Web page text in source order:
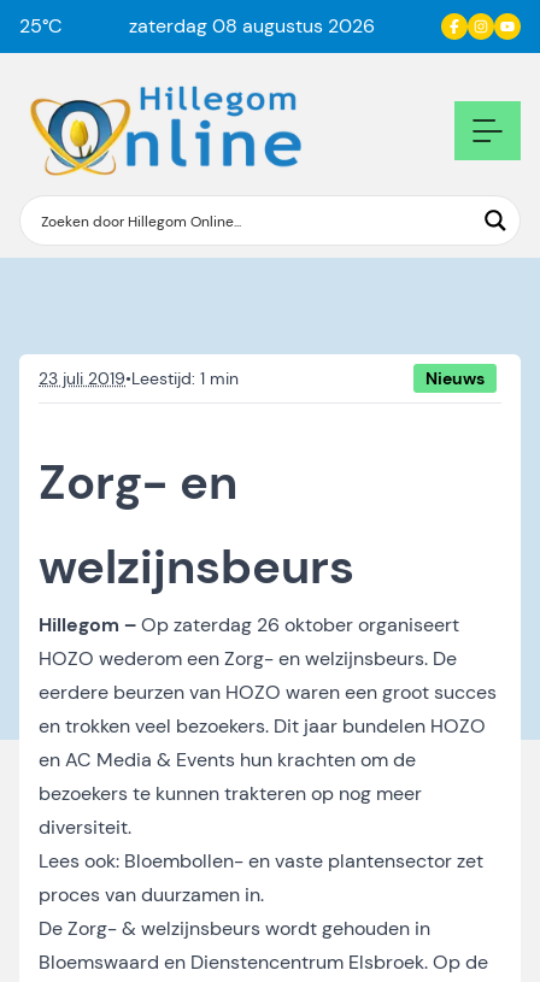
25°C zaterdag 08 augustus 2026
23 juli 2019• Nieuws
Zorg- en
welzijnsbeurs
Hillegom –Op zaterdag 26 oktober organiseert
HOZO wederom een Zorg- en welzijnsbeurs. De
eerdere beurzen van HOZO waren een groot succes
en trokken veel bezoekers. Dit jaar bundelen HOZO
en AC Media & Events hun krachten om de
bezoekers te kunnen trakteren op nog meer
diversiteit.
Lees ook: Bloembollen- en vaste plantensector zet
proces van duurzamen in.
De Zorg- & welzijnsbeurs wordt gehouden in
Bloemswaard en Dienstencentrum Elsbroek. Op de